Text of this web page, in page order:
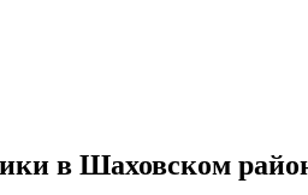
в Шаховском